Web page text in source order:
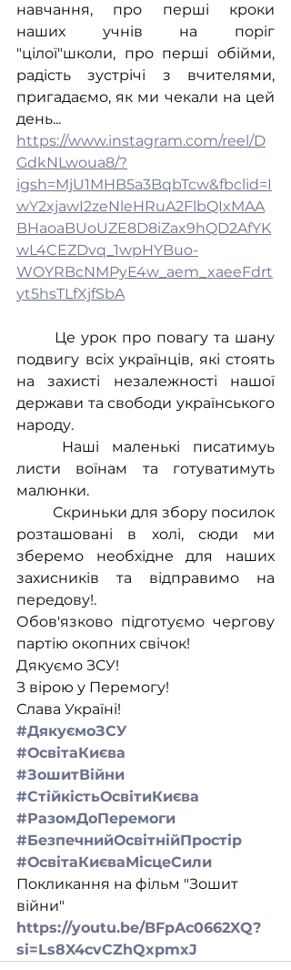
навчання, про перші кроки
наших учнів на поріг
"цілої"школи, про перші обійми,
радість зустрічі з вчителями,
пригадаємо, як ми чекали на цей
день...
https://www.instagram.com/reel/D
GdkNLwoua8/?
igsh=MjU1MHB5a3BqbTcw&fbclid=I
wY2xjawI2zeNleHRuA2FlbQIxMAA
BHaoaBUoUZE8D8iZax9hQD2AfYK
wL4CEZDvq_1wpHYBuo-
WOYRBcNMPyE4w_aem_xaeeFdrt
yt5hsTLfXjfSbA
подвигу всіх українців, які стоять
на захисті незалежності нашої
держави та свободи українського
народу.
листи воїнам та готуватимуть
малюнки.
розташовані в холі, сюди ми
зберемо необхідне для наших
захисників та відправимо на
передову!.
Обов'язково підготуємо чергову
партію окопних свічок!
Дякуємо ЗСУ!
З вірою у Перемогу!
Слава Україні!
#ДякуємоЗСУ
#ОсвітаКиєва
#ЗошитВійни
#СтійкістьОсвітиКиєва
#РазомДоПеремоги
#БезпечнийОсвітнійПростір
#ОсвітаКиєваМісцеСили
Покликання на фільм "Зошит
війни"
https://youtu.be/BFpAc0662XQ?
si=Ls8X4cvCZhQxpmxJ